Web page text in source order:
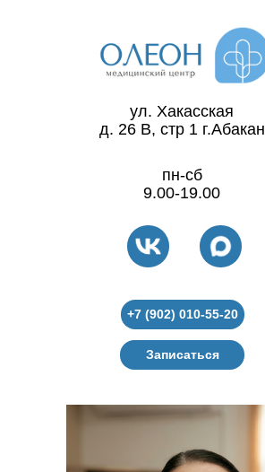
ул. Хакасская
д. 26 В, стр 1 г.Абакан
пн-сб
9.00-19.00
+7 (902) 010-55-20
Записаться